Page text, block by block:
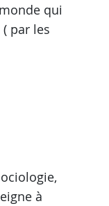
qui
par les
à